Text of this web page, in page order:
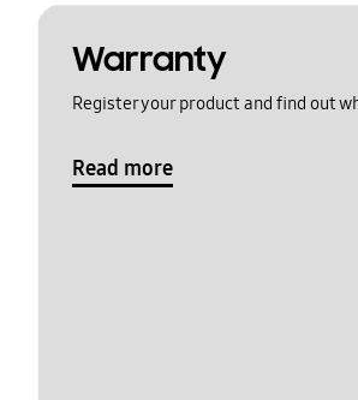
Warranty
Register your product and find out
Read more